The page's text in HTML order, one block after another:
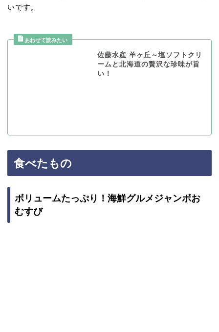
いです。
佐藤水産 羊ヶ丘～塩ソフトクリ
ームと北海道の贅沢な珍味が旨
い！
食べたもの
ボリュームたっぷり！海鮮グルメジャンボお
むすび